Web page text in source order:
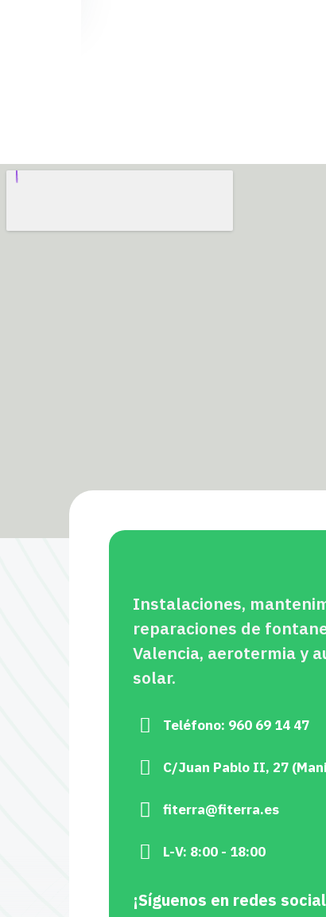
Instalaciones,
reparaciones de
Valencia, aerotermia y
solar.
Teléfono: 960 69 14 47
C/Juan Pablo II, 27
fiterra@fiterra.es
L-V: 8:00 - 18:00
¡Síguenos en redes